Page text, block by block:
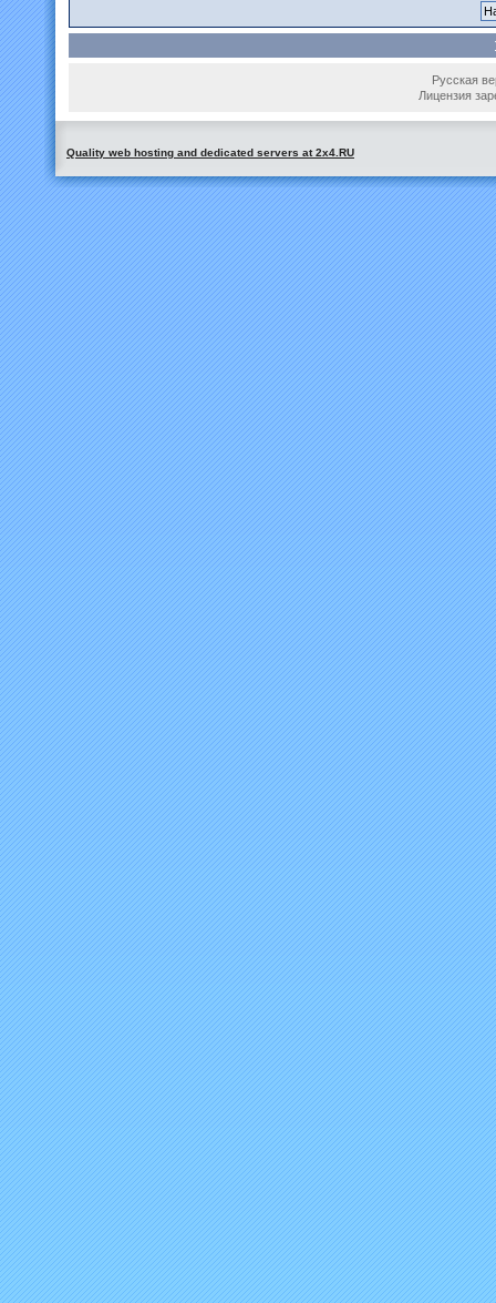
Русская
Лицензия
Quality web hosting and dedicated servers at 2x4.RU